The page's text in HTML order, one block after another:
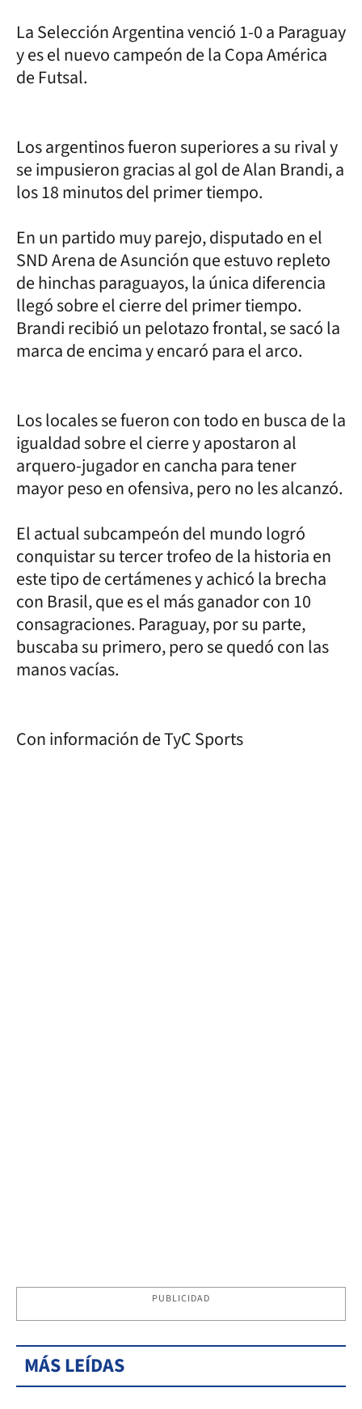
La Selección Argentina venció 1-0 a Paraguay
y es el nuevo campeón de la Copa América
de Futsal.
Los argentinos fueron superiores a su rival y
se impusieron gracias al gol de Alan Brandi, a
los 18 minutos del primer tiempo.
En un partido muy parejo, disputado en el
SND Arena de Asunción que estuvo repleto
de hinchas paraguayos, la única diferencia
llegó sobre el cierre del primer tiempo.
Brandi recibió un pelotazo frontal, se sacó la
marca de encima y encaró para el arco.
Los locales se fueron con todo en busca de la
igualdad sobre el cierre y apostaron al
arquero-jugador en cancha para tener
mayor peso en ofensiva, pero no les alcanzó.
El actual subcampeón del mundo logró
conquistar su tercer trofeo de la historia en
este tipo de certámenes y achicó la brecha
con Brasil, que es el más ganador con 10
consagraciones. Paraguay, por su parte,
buscaba su primero, pero se quedó con las
manos vacías.
Con información de TyC Sports
PUBLICIDAD
MÁS LEÍDAS